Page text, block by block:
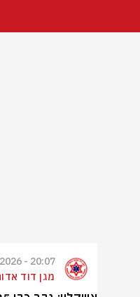
20:07 - 29.05.2026
מגן דוד